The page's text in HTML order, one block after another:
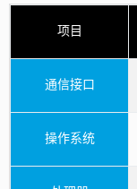
项目
通信接口
操作系统